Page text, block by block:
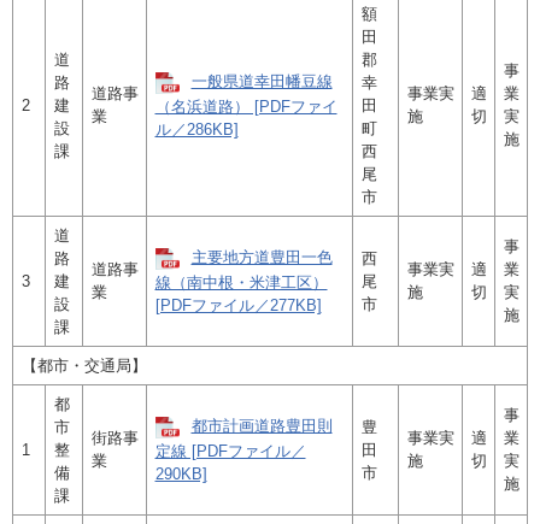
2
道
路
建
設
課
道路事
業
一般県道幸田幡豆線
（名浜道路） [PDFファイ
ル／286KB]
額
田
郡
幸
田
町
西
尾
市
事業実
施
適
切
事
業
実
施
3
道
路
建
設
課
道路事
業
主要地方道豊田一色
線（南中根・米津工区）
[PDFファイル／277KB]
西
尾
市
事業実
施
適
切
事
業
実
施
【都市・交通局】
1
都
市
整
備
課
街路事
業
都市計画道路豊田則
定線 [PDFファイル／
290KB]
豊
田
市
事業実
施
適
切
事
業
実
施